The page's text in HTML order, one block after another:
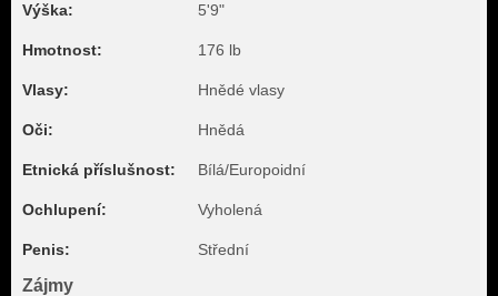
Výška: 5'9"
Hmotnost: 176 lb
Vlasy: Hnědé vlasy
Oči: Hnědá
Etnická příslušnost: Bílá/Europoidní
Ochlupení: Vyholená
Penis: Střední
Zájmy